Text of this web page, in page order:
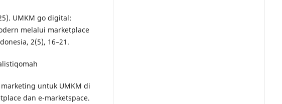
UMKM go digital:
melalui marketplace
2(5), 16–21.
untuk UMKM di
dan e-marketspace.